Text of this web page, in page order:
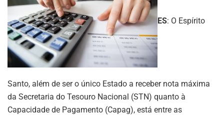
ES: O Espírito
Santo, além de ser o único Estado a receber nota máxima
da Secretaria do Tesouro Nacional (STN) quanto à
Capacidade de Pagamento (Capag), está entre as